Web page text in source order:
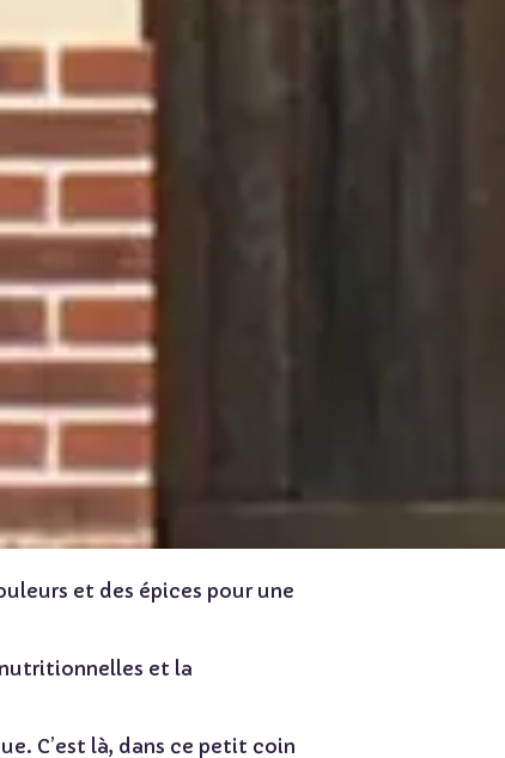
et des épices pour une
et la
C’est là, dans ce petit coin